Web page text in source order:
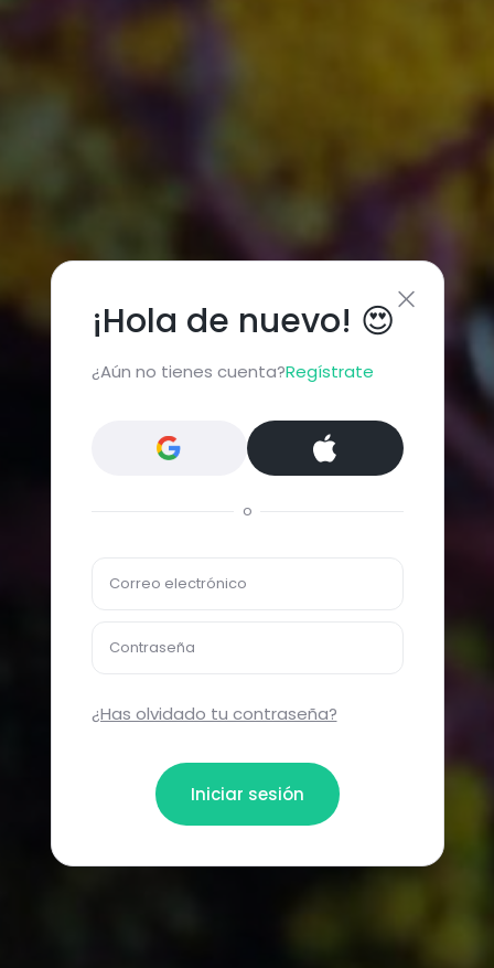
¡Hola de nuevo! 😍
¿Aún no tienes cuenta?Regístrate
o
Correo electrónico
Contraseña
¿Has olvidado tu contraseña?
Iniciar sesión